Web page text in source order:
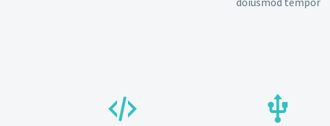

 
